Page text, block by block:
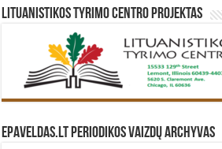
Lituanistikos Tyrimo Centro Projektas
Epaveldas.LT periodikos vaizdų archyvas